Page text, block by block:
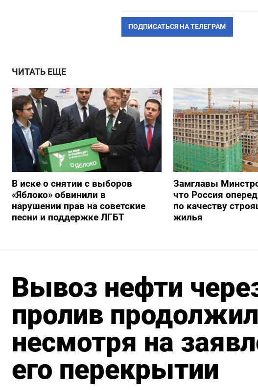
ПОДПИСАТЬСЯ НА ТЕЛЕГРАМ
ЧИТАТЬ ЕЩЕ
В иске о снятии с выборов
«Яблоко» обвинили в
нарушении прав на советские
песни и поддержке ЛГБТ
Замглавы
что Россия
по качеству
жилья
Вывоз нефти
пролив
несмотря на
его перекрытии